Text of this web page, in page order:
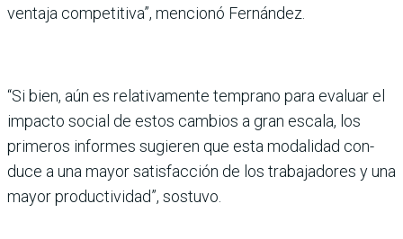
ven­taja competitiva”, mencionó Fernández.
“Si bien, aún es relativamente temprano para evaluar el
impacto social de estos cambios a gran escala, los
primeros informes sugie­ren que esta modalidad con­
duce a una mayor satisfac­ción de los trabajadores y una
mayor productividad”, sostuvo.